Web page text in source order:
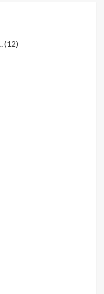
(12)